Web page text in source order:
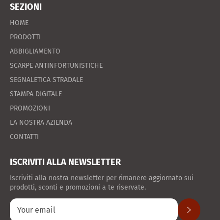
SEZIONI
HOME
PRODOTTI
ABBIGLIAMENTO
SCARPE ANTINFORTUNISTICHE
SEGNALETICA STRADALE
STAMPA DIGITALE
PROMOZIONI
LA NOSTRA AZIENDA
CONTATTI
ISCRIVITI ALLA NEWSLETTER
Iscriviti alla nostra newsletter per rimanere aggiornato sui
prodotti, sconti e promozioni a te riservate.